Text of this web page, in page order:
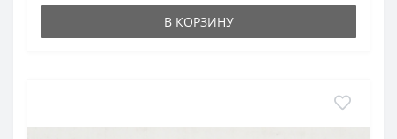
В КОРЗИНУ